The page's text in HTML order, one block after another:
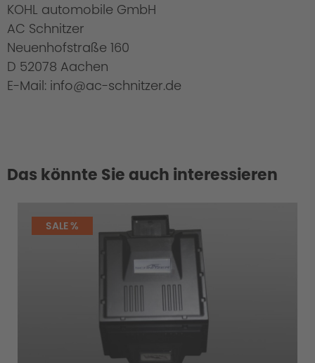
KOHL automobile GmbH
AC Schnitzer
Neuenhofstraße 160
D 52078 Aachen
E-Mail: info@ac-schnitzer.de
Das könnte Sie auch interessieren
SALE %